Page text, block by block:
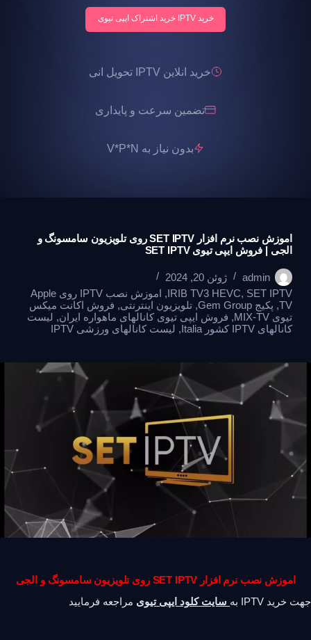
خرید IPTV خرید اشتراک ایپی تیوی
خرید انلاین IPTV تحویل انی
تضمین سرعت و پایداری
بدون نیاز به V*P*N
اموزش نصب نرم افزار SET IPTV روی تلویزیون سامسونگ و
الجی | فروش ایپی تیوی SET IPTV
admin
ژوئن 20, 2024
IRIB TV3 HEVC, SET IPTV
,
اموزش نصب IPTV روی Apple
TV
, پکیج Gem Group , تلویزیون اینترنتی, فروش اکانت میکس
تیوی MIX-TV
, فروش ایپی تیوی کانالهای ماهواره ایران, لیست
کانالهای IPTV کشور Italia
, لیست کانالهای ورزشی IPTV
اموزش نصب نرم افزار SET IPTV روی تلویزیون سامسونگ و الجی
جهت خرید IPTV به
سایت کلود ایپی تیوی مراجعه فرمایید